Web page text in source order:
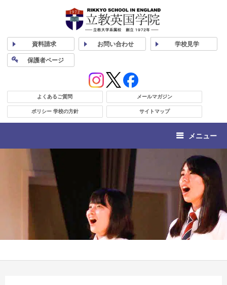
資料請求 お問い合わせ 学校見学
保護者ページ
よくあるご質問 メールマガジン
ポリシー 学校の方針 サイトマップ
メニュー